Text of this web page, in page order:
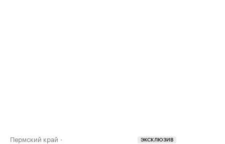
Пермский край ЭКСКЛЮЗИВ